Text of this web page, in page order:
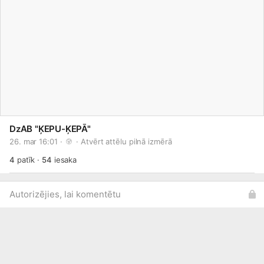
DzAB "ĶEPU-ĶEPĀ"
26. mar 16:01 · · Atvērt attēlu pilnā izmērā
4 patīk · 54 iesaka
Autorizējies, lai komentētu